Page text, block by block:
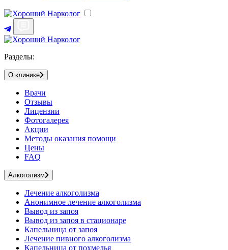
Разделы:
О клинике
Врачи
Отзывы
Лицензии
Фотогалерея
Акции
Методы оказания помощи
Цены
FAQ
Алкоголизм
Лечение алкоголизма
Анонимное лечение алкоголизма
Вывод из запоя
Вывод из запоя в стационаре
Капельница от запоя
Лечение пивного алкоголизма
Капельница от похмелья